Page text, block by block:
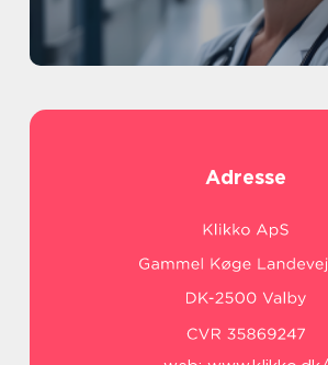
Adresse